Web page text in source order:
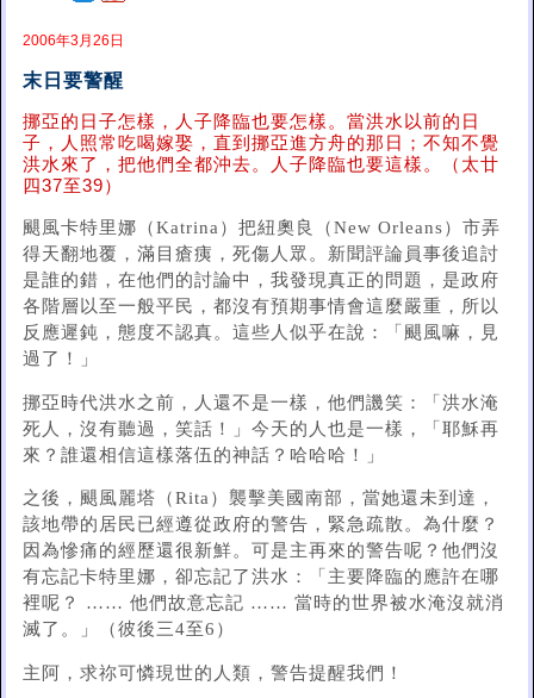
2006年3月26日
末日要警醒
挪亞的日子怎樣，人子降臨也要怎樣。當洪水以前的日
子，人照常吃喝嫁娶，直到挪亞進方舟的那日；不知不覺
洪水來了，把他們全都沖去。人子降臨也要這樣。（太廿
四37至39）
颶風卡特里娜（Katrina）把紐奧良（New Orleans）市弄
得天翻地覆，滿目瘡痍，死傷人眾。新聞評論員事後追討
是誰的錯，在他們的討論中，我發現真正的問題，是政府
各階層以至一般平民，都沒有預期事情會這麼嚴重，所以
反應遲鈍，態度不認真。這些人似乎在說：「颶風嘛，見
過了！」
挪亞時代洪水之前，人還不是一樣，他們譏笑：「洪水淹
死人，沒有聽過，笑話！」今天的人也是一樣，「耶穌再
來？誰還相信這樣落伍的神話？哈哈哈！」
之後，颶風麗塔（Rita）襲擊美國南部，當她還未到達，
該地帶的居民已經遵從政府的警告，緊急疏散。為什麼？
因為慘痛的經歷還很新鮮。可是主再來的警告呢？他們沒
有忘記卡特里娜，卻忘記了洪水：「主要降臨的應許在哪
裡呢？ …… 他們故意忘記 …… 當時的世界被水淹沒就消
滅了。」（彼後三4至6）
主阿，求祢可憐現世的人類，警告提醒我們！